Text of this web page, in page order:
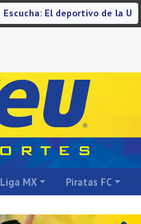
Escucha: El deportivo de la U
Liga MX Piratas FC